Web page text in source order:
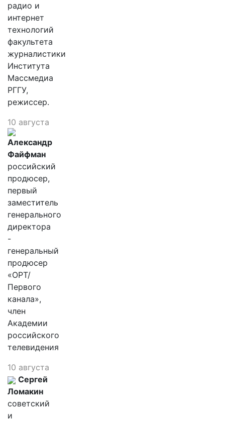
радио и
интернет
технологий
факультета
журналистики
Института
Массмедиа
РГГУ,
режиссер.
10 августа
Александр
Файфман
российский
продюсер,
первый
заместитель
генерального
директора
-
генеральный
продюсер
«ОРТ/
Первого
канала»,
член
Академии
российского
телевидения
10 августа
Сергей
Ломакин
советский
и